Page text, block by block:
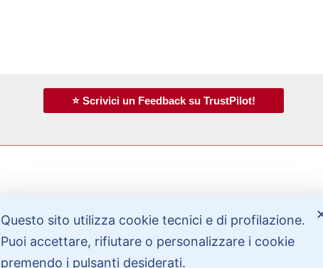
⭐ Scrivici un Feedback su TrustPilot!
Bisogno di aiuto?
Contattaci
Questo sito utilizza cookie tecnici e di profilazione.
Puoi accettare, rifiutare o personalizzare i cookie
premendo i pulsanti desiderati.